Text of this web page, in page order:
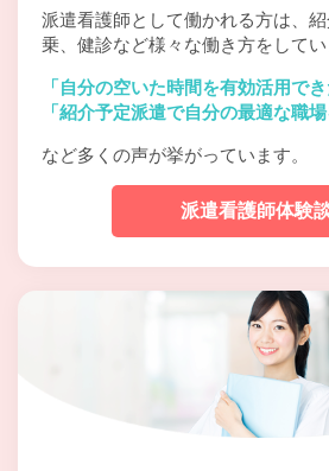
派遣看護師として働かれる方は、
乗、 健診など様々な働き方をしてい
「自分の空いた時間を有効活用でき
「紹介予定派遣で自分の最適な職
など多くの声が挙がっています。
派遣看護師体験